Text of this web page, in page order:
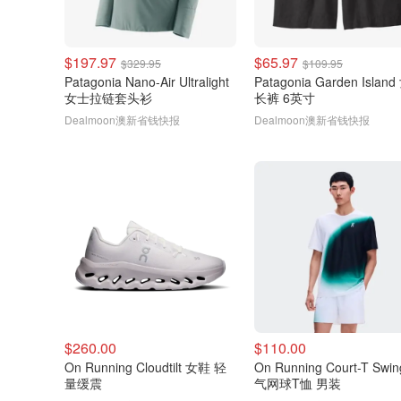
$197.97 $329.95
Patagonia Nano-Air Ultralight
女士拉链套头衫
Dealmoon澳新省钱快报
$65.97 $109.95
Patagonia Garden Island
长裤 6英寸
Dealmoon澳新省钱快报
$260.00
On Running Cloudtilt 女鞋 轻
量缓震
$110.00
On Running Court-T
气网球T恤 男装